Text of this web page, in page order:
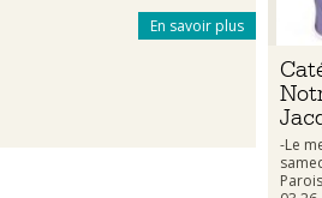
En savoir plus
-Le